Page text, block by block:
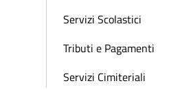
Servizi Scolastici
Tributi e Pagamenti
Servizi Cimiteriali